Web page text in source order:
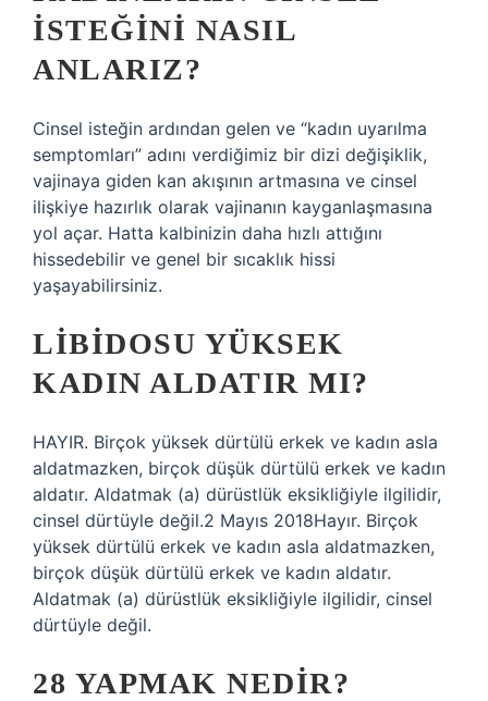
ISTEĞINI NASIL
ANLARIZ?
Cinsel isteğin ardından gelen ve “kadın uyarılma
semptomları” adını verdiğimiz bir dizi değişiklik,
vajinaya giden kan akışının artmasına ve cinsel
ilişkiye hazırlık olarak vajinanın kayganlaşmasına
yol açar. Hatta kalbinizin daha hızlı attığını
hissedebilir ve genel bir sıcaklık hissi
yaşayabilirsiniz.
LIBIDOSU YÜKSEK
KADIN ALDATIR MI?
HAYIR. Birçok yüksek dürtülü erkek ve kadın asla
aldatmazken, birçok düşük dürtülü erkek ve kadın
aldatır. Aldatmak (a) dürüstlük eksikliğiyle ilgilidir,
cinsel dürtüyle değil.2 Mayıs 2018Hayır. Birçok
yüksek dürtülü erkek ve kadın asla aldatmazken,
birçok düşük dürtülü erkek ve kadın aldatır.
Aldatmak (a) dürüstlük eksikliğiyle ilgilidir, cinsel
dürtüyle değil.
28 YAPMAK NEDIR?